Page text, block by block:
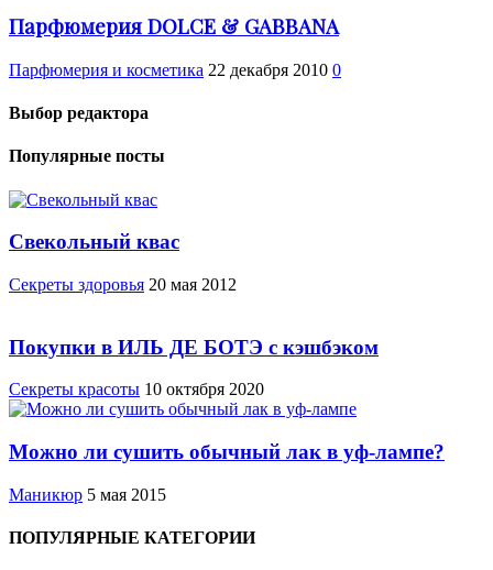
Парфюмерия DOLCE & GABBANA
Парфюмерия и косметика 22 декабря 2010 0
Выбор редактора
Популярные посты
Свекольный квас
Cекреты здоровья 20 мая 2012
Покупки в ИЛЬ ДЕ БОТЭ с кэшбэком
Секреты красоты 10 октября 2020
Можно ли сушить обычный лак в уф-лампе?
Маникюр 5 мая 2015
ПОПУЛЯРНЫЕ КАТЕГОРИИ